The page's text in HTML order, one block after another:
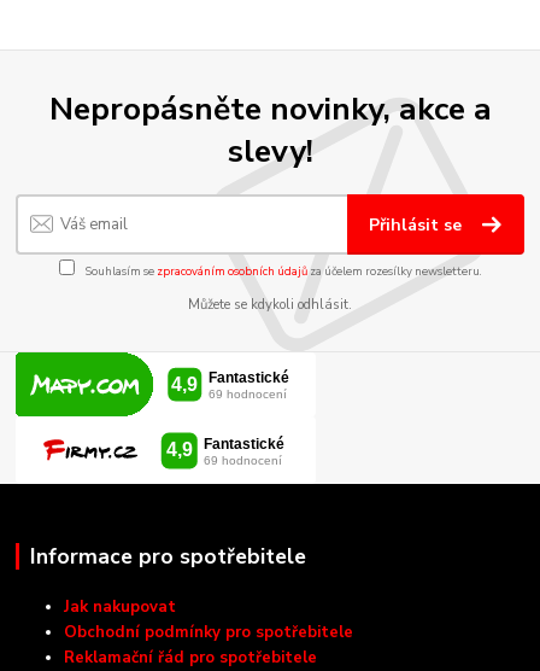
Nepropásněte novinky, akce a
slevy!
Přihlásit se
Souhlasím se zpracováním osobních údajůza účelem rozesílky newsletteru.
Můžete se kdykoli odhlásit.
Informace pro spotřebitele
Jak nakupovat
Obchodní podmínky pro spotřebitele
Reklamační řád pro spotřebitele